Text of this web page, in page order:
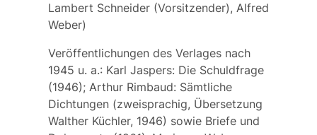
Lambert Schneider (Vorsitzender), Alfred
Weber)
Veröffentlichungen des Verlages nach
1945 u. a.: Karl Jaspers: Die Schuldfrage
(1946); Arthur Rimbaud: Sämtliche
Dichtungen (zweisprachig, Übersetzung
Walther Küchler, 1946) sowie Briefe und